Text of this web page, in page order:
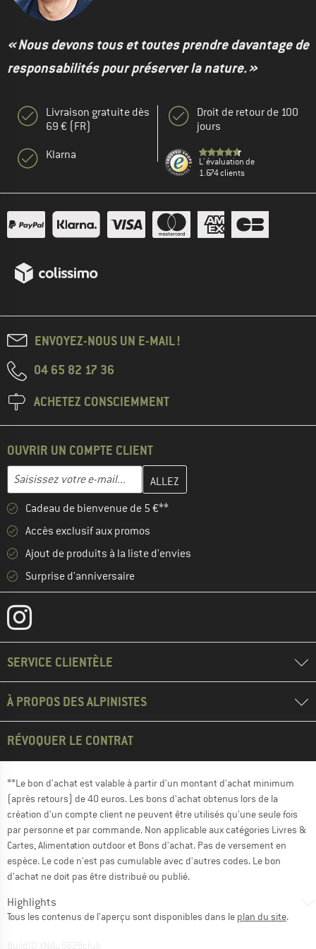
« Nous devons tous et toutes prendre davantage de
responsabilités pour préserver la nature. »
Livraison gratuite dès
69 € (FR)
Klarna
Droit de retour de 100
jours
L' évaluation de
1.674 clients
ENVOYEZ-NOUS UN E-MAIL !
04 65 82 17 36
ACHETEZ CONSCIEMMENT
OUVRIR UN COMPTE CLIENT
Saisissez votre e-mail...
Entrez votre adresse e-mail ici et créez votre compte client à la
Cadeau de bienvenue de 5 €**
Accès exclusif aux promos
Ajout de produits à la liste d'envies
Surprise d'anniversaire
SERVICE CLIENTÈLE
À PROPOS DES ALPINISTES
RÉVOQUER LE CONTRAT
**Le bon d'achat est valable à partir d'un montant d'achat minimum
(après retours) de 40 euros. Les bons d'achat obtenus lors de la
création d'un compte client ne peuvent être utilisés qu'une seule fois
par personne et par commande. Non applicable aux catégories Livres &
Cartes, Alimentation outdoor et Bons d'achat. Pas de versement en
espèce. Le code n'est pas cumulable avec d'autres codes. Le bon
d'achat ne doit pas être distribué ou publié.
Highlights
Tous les contenus de l'aperçu sont disponibles dans le plan du site.